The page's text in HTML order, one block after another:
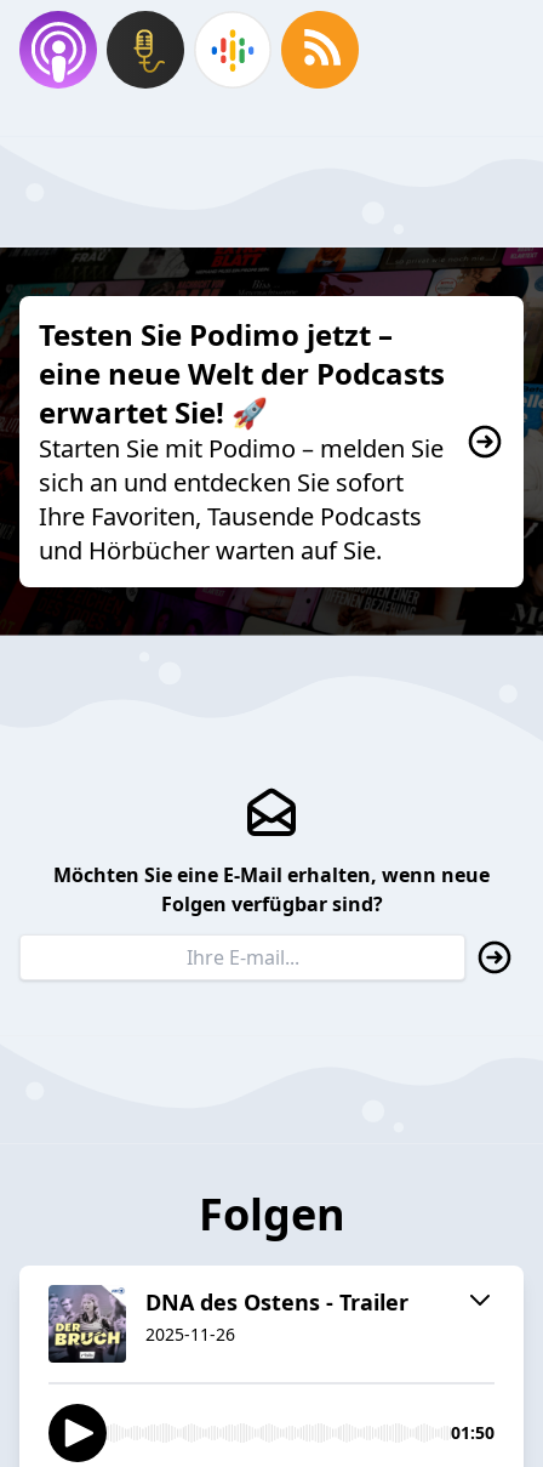
Testen Sie Podimo jetzt –
eine neue Welt der Podcasts
erwartet Sie! 🚀
Starten Sie mit Podimo – melden Sie
sich an und entdecken Sie sofort
Ihre Favoriten, Tausende Podcasts
und Hörbücher warten auf Sie.
Möchten Sie eine E-Mail erhalten, wenn neue
Folgen verfügbar sind?
Folgen
DNA des Ostens - Trailer
2025-11-26
01:50